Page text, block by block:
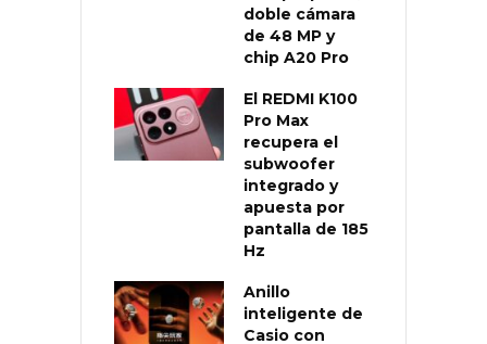
doble cámara
de 48 MP y
chip A20 Pro
El REDMI K100
Pro Max
recupera el
subwoofer
integrado y
apuesta por
pantalla de 185
Hz
Anillo
inteligente de
Casio con